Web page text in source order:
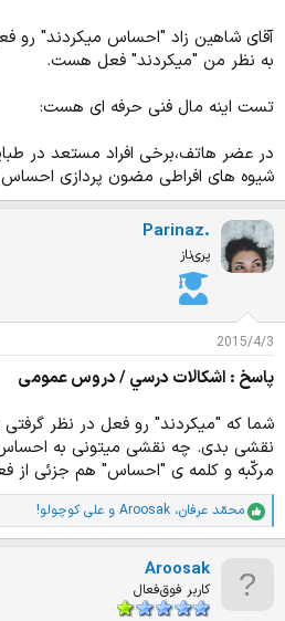
آقای شاهین زاد "احساس میکردند" رو
به نظر من "میکردند" فعل هست.
تست اینه مال فنی حرفه ای هست:
در عضر هاتف،برخی افراد مستعد در
شیوه های افراطی مضون پردازی احساس
Parinaz.
پری‌ناز
2015/4/3
پاسخ : اشكالات درسي / دروس عمومی
شما که "میکردند" رو فعل در نظر
نقشی بدی. چه نقشی میتونی به
مرکّبه و کلمه ی "احساس" هم جزئی از
ا
م
محمّد عرفان، Aroosak و علی کوچولو!
Aroosak
کاربر فوق‌فعال